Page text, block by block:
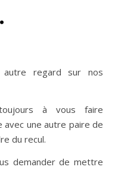
autre regard sur nos
à vous faire
une autre paire de
du recul.
demander de mettre